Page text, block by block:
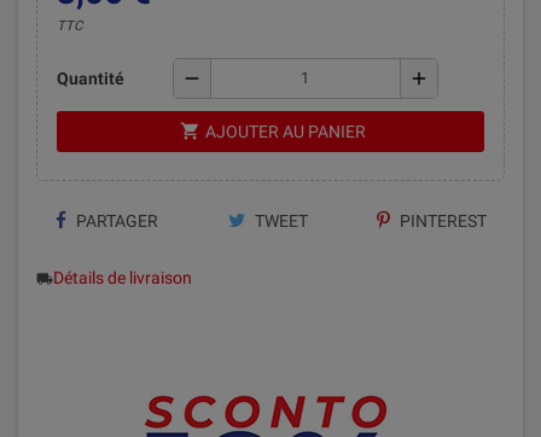
TTC
Quantité remove add
shopping_cart AJOUTER AU PANIER
PARTAGER TWEET PINTEREST
local_shippingDétails de livraison